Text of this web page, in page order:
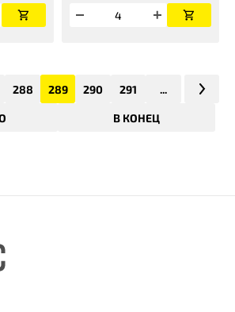
288 289 290 291 ...
В КОНЕЦ